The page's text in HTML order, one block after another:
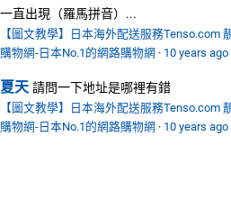
一直出現（羅馬拼音）...
【圖文教學】日本海外配送服務Tenso.com
購物網-日本No.1的網路購物網 · 10 years ago
夏天 請問一下地址是哪裡有錯
【圖文教學】日本海外配送服務Tenso.com
購物網-日本No.1的網路購物網 · 10 years ago